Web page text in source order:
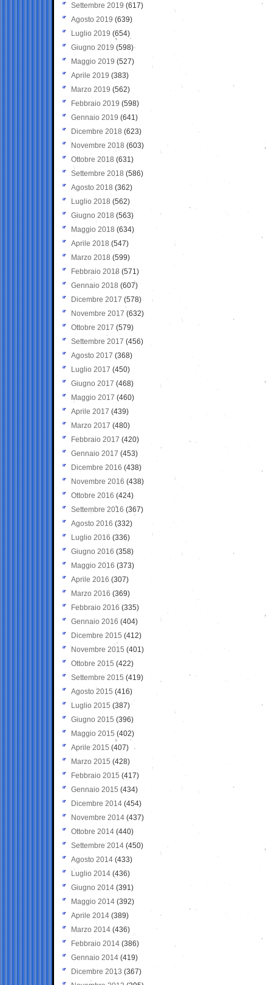
Settembre 2019 (617)
Agosto 2019 (639)
Luglio 2019 (654)
Giugno 2019 (598)
Maggio 2019 (527)
Aprile 2019 (383)
Marzo 2019 (562)
Febbraio 2019 (598)
Gennaio 2019 (641)
Dicembre 2018 (623)
Novembre 2018 (603)
Ottobre 2018 (631)
Settembre 2018 (586)
Agosto 2018 (362)
Luglio 2018 (562)
Giugno 2018 (563)
Maggio 2018 (634)
Aprile 2018 (547)
Marzo 2018 (599)
Febbraio 2018 (571)
Gennaio 2018 (607)
Dicembre 2017 (578)
Novembre 2017 (632)
Ottobre 2017 (579)
Settembre 2017 (456)
Agosto 2017 (368)
Luglio 2017 (450)
Giugno 2017 (468)
Maggio 2017 (460)
Aprile 2017 (439)
Marzo 2017 (480)
Febbraio 2017 (420)
Gennaio 2017 (453)
Dicembre 2016 (438)
Novembre 2016 (438)
Ottobre 2016 (424)
Settembre 2016 (367)
Agosto 2016 (332)
Luglio 2016 (336)
Giugno 2016 (358)
Maggio 2016 (373)
Aprile 2016 (307)
Marzo 2016 (369)
Febbraio 2016 (335)
Gennaio 2016 (404)
Dicembre 2015 (412)
Novembre 2015 (401)
Ottobre 2015 (422)
Settembre 2015 (419)
Agosto 2015 (416)
Luglio 2015 (387)
Giugno 2015 (396)
Maggio 2015 (402)
Aprile 2015 (407)
Marzo 2015 (428)
Febbraio 2015 (417)
Gennaio 2015 (434)
Dicembre 2014 (454)
Novembre 2014 (437)
Ottobre 2014 (440)
Settembre 2014 (450)
Agosto 2014 (433)
Luglio 2014 (436)
Giugno 2014 (391)
Maggio 2014 (392)
Aprile 2014 (389)
Marzo 2014 (436)
Febbraio 2014 (386)
Gennaio 2014 (419)
Dicembre 2013 (367)